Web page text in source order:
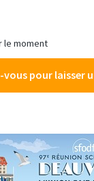
le moment
pour laisser